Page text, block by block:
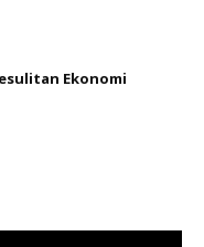
Ekonomi